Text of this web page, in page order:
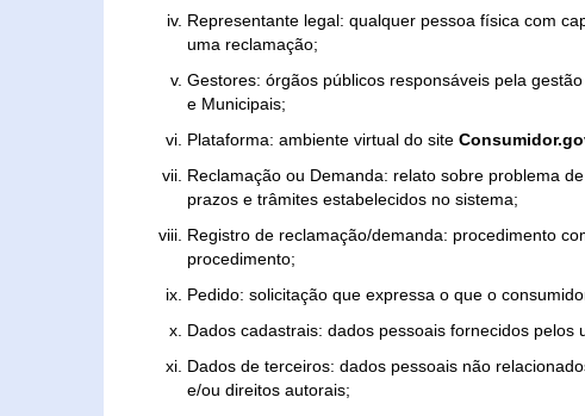
Representante legal: qualquer pessoa física com
uma reclamação;
Gestores: órgãos públicos responsáveis pela
e Municipais;
Plataforma: ambiente virtual do site
Reclamação ou Demanda: relato sobre problema
prazos e trâmites estabelecidos no sistema;
Registro de reclamação/demanda: procedimento
procedimento;
Pedido: solicitação que expressa o que o
Dados cadastrais: dados pessoais fornecidos
Dados de terceiros: dados pessoais não
e/ou direitos autorais;